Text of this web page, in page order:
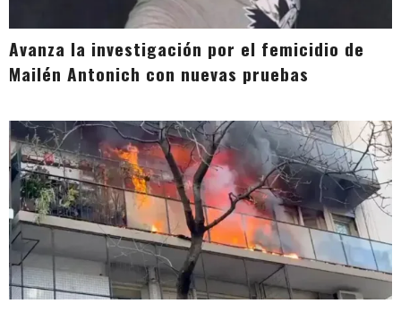
Avanza la investigación por el femicidio de
Mailén Antonich con nuevas pruebas